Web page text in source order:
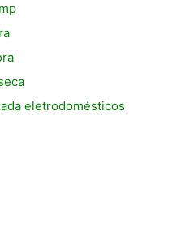
eletrodomésticos